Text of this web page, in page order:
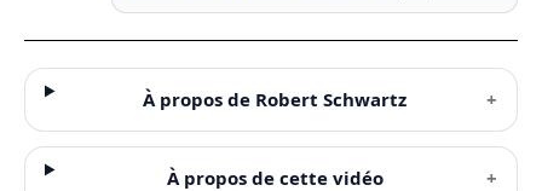
À propos de Robert Schwartz +
À propos de cette vidéo +